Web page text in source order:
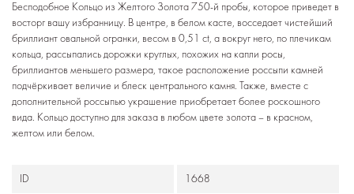
Бесподобное Кольцо из Желтого Золота 750-й пробы, которое приведет в
восторг вашу избранницу. В центре, в белом касте, восседает чистейший
бриллиант овальной огранки, весом в 0,51 ct, а вокруг него, по плечикам
кольца, рассыпались дорожки круглых, похожих на капли росы,
бриллиантов меньшего размера, такое расположение россыпи камней
подчёркивает величие и блеск центрального камня. Также, вместе с
дополнительной россыпью украшение приобретает более роскошного
вида. Кольцо доступно для заказа в любом цвете золота – в красном,
желтом или белом.
ID 1668